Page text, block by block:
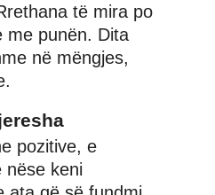
të mira po
me punën. Dita
në mëngjes,
pozitive, e
nëse keni